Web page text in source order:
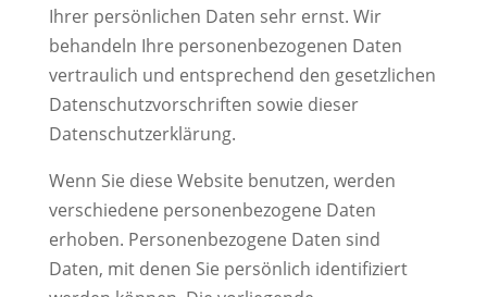
Ihrer persönlichen Daten sehr ernst. Wir
behandeln Ihre personenbezogenen Daten
vertraulich und entsprechend den gesetzlichen
Datenschutzvorschriften sowie dieser
Datenschutzerklärung.
Wenn Sie diese Website benutzen, werden
verschiedene personenbezogene Daten
erhoben. Personenbezogene Daten sind
Daten, mit denen Sie persönlich identifiziert